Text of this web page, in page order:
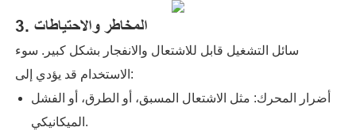
3. المخاطر والاحتياطات
سائل التشغيل قابل للاشتعال والانفجار بشكل كبير. سوء
الاستخدام قد يؤدي إلى:
أضرار المحرك: مثل الاشتعال المسبق، أو الطرق، أو الفشل
الميكانيكي.